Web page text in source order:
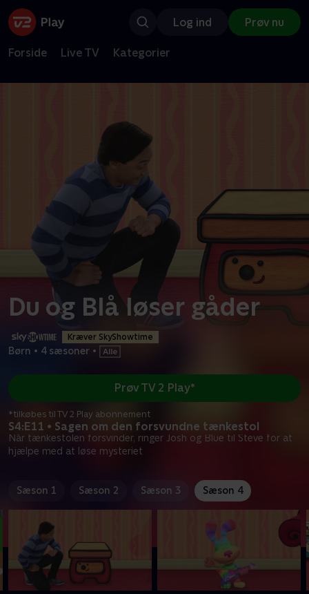
Log ind Prøv nu
Forside Live TV Kategorier
Du og Blå løser gåder
Kræver SkyShowtime
Børn • 4 sæsoner •
S4:E11 • Sagen om den forsvundne tænkestol
Når tænkestolen forsvinder, ringer Josh og Blue til Steve for at
hjælpe med at løse mysteriet
Prøv TV 2 Play*
*tilkøbes til TV 2 Play abonnement
Sæson 1 Sæson 2 Sæson 3 Sæson 4